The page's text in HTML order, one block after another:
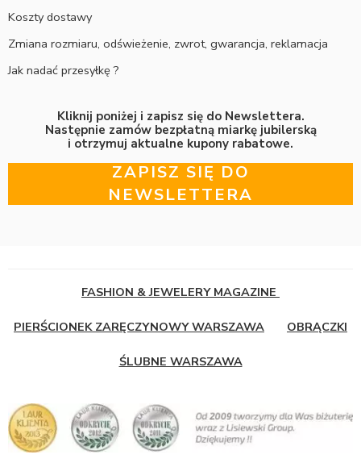
Koszty dostawy
Zmiana rozmiaru, odświeżenie, zwrot, gwarancja, reklamacja
Jak nadać przesyłkę ?
Kliknij poniżej i zapisz się do Newslettera.
Następnie zamów bezpłatną miarkę jubilerską
i otrzymuj aktualne kupony rabatowe.
ZAPISZ SIĘ DO
NEWSLETTERA
FASHION & JEWELERY MAGAZINE
PIERŚCIONEK ZARĘCZYNOWY WARSZAWA OBRĄCZKI
ŚLUBNE WARSZAWA